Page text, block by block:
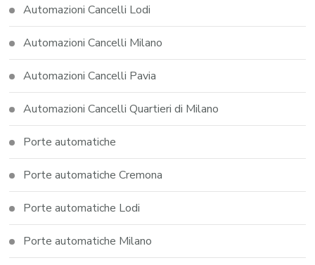
Automazioni Cancelli Lodi
Automazioni Cancelli Milano
Automazioni Cancelli Pavia
Automazioni Cancelli Quartieri di Milano
Porte automatiche
Porte automatiche Cremona
Porte automatiche Lodi
Porte automatiche Milano